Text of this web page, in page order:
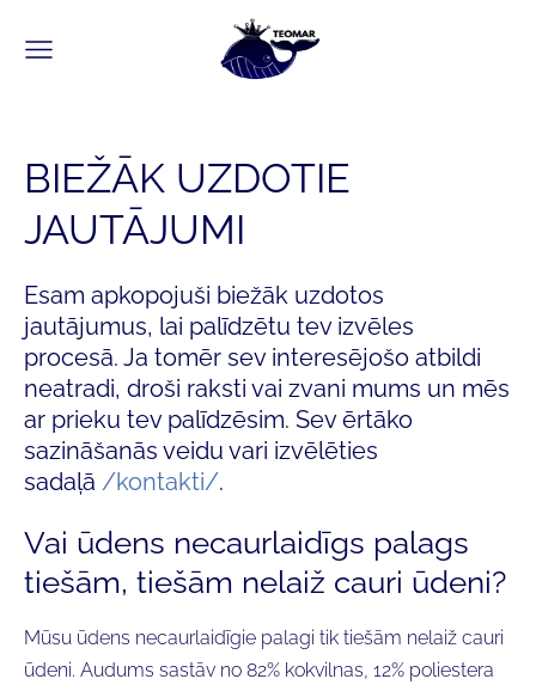
BIEŽĀK UZDOTIE
JAUTĀJUMI
Esam apkopojuši biežāk uzdotos
jautājumus, lai palīdzētu tev izvēles
procesā. Ja tomēr sev interesējošo atbildi
neatradi, droši raksti vai zvani mums un mēs
ar prieku tev palīdzēsim. Sev ērtāko
sazināšanās veidu vari izvēlēties
sadaļā /kontakti/.
Vai ūdens necaurlaidīgs palags
tiešām, tiešām nelaiž cauri ūdeni?
Mūsu ūdens necaurlaidīgie palagi tik tiešām nelaiž cauri
ūdeni. Audums sastāv no 82% kokvilnas, 12% poliestera